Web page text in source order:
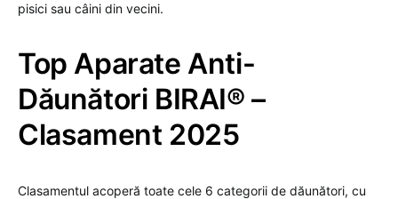
pisici sau câini din vecini.
Top Aparate Anti-
Dăunători BIRAI® –
Clasament 2025
Clasamentul acoperă toate cele 6 categorii de dăunători, cu